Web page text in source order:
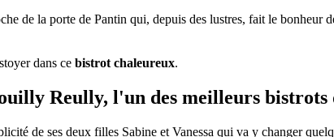
de la porte de Pantin qui, depuis des lustres, fait le bonheur
dans ce bistrot chaleureux.
Reully, l'un des meilleurs bistrots
de ses deux filles Sabine et Vanessa qui va y changer